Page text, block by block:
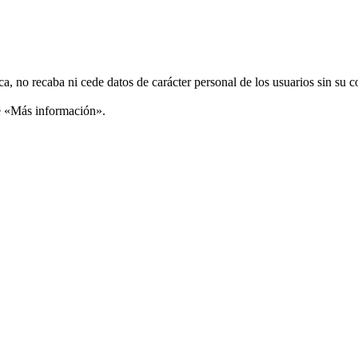
recaba ni cede datos de carácter personal de los usuarios sin su
«Más información».